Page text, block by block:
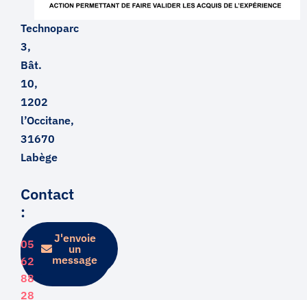
Technoparc
3,
Bât.
10,
1202
l’Occitane,
31670
Labège
Contact
:
Je
prends
rendez-
J'envoie
un
message
05
62
88
28